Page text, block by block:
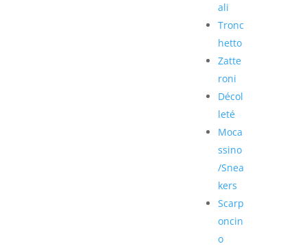
ali
Tronc
hetto
Zatte
roni
Décol
leté
Moca
ssino
/Snea
kers
Scarp
oncin
o